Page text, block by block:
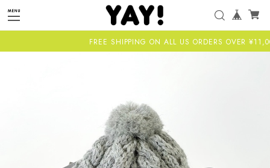
FREE SHIPPING ON ALL US ORDERS OVER